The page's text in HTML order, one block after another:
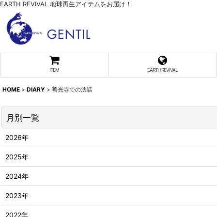
EARTH REVIVAL 地球再生アイテムをお届け！
ITEM EARTH REVIVAL
HOME > DIARY > 善光寺での法話
月別一覧
2026年
2025年
2024年
2023年
2022年